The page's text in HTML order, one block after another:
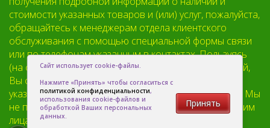
стоимости указанных товаров и (или) услуг, пожалуйста,
обращайтесь к менеджерам отдела клиентского
обслуживания с помощью специальной формы связи
или по телефонам указанным в контактах. Пользуясь
(на сайте) формой обратной связи или регистрацией,
Вы соглашаетесь с тем что мы будем хранить
указанную Вами, Вашу персональную информацию. Мы
не предоставляем Вашу личную информацию третьим
лицам, кроме случаев предусмотренных
Сайт использует cookie-файлы.
Нажмите «Принять» чтобы согласиться с
политикой конфиденциальности,
использования cookie-файлов и
обработкой Ваших персональных
данных.
Принять